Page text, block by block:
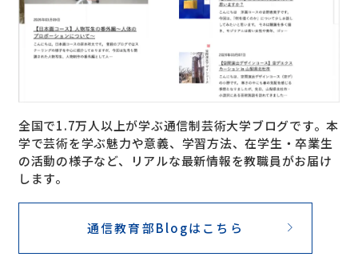
全国で1.7万人以上が学ぶ通信制芸術大学ブログです。本
学で芸術を学ぶ魅力や意義、学習方法、在学生・卒業生
の活動の様子など、リアルな最新情報を教職員がお届け
します。
通信教育部Blogはこちら